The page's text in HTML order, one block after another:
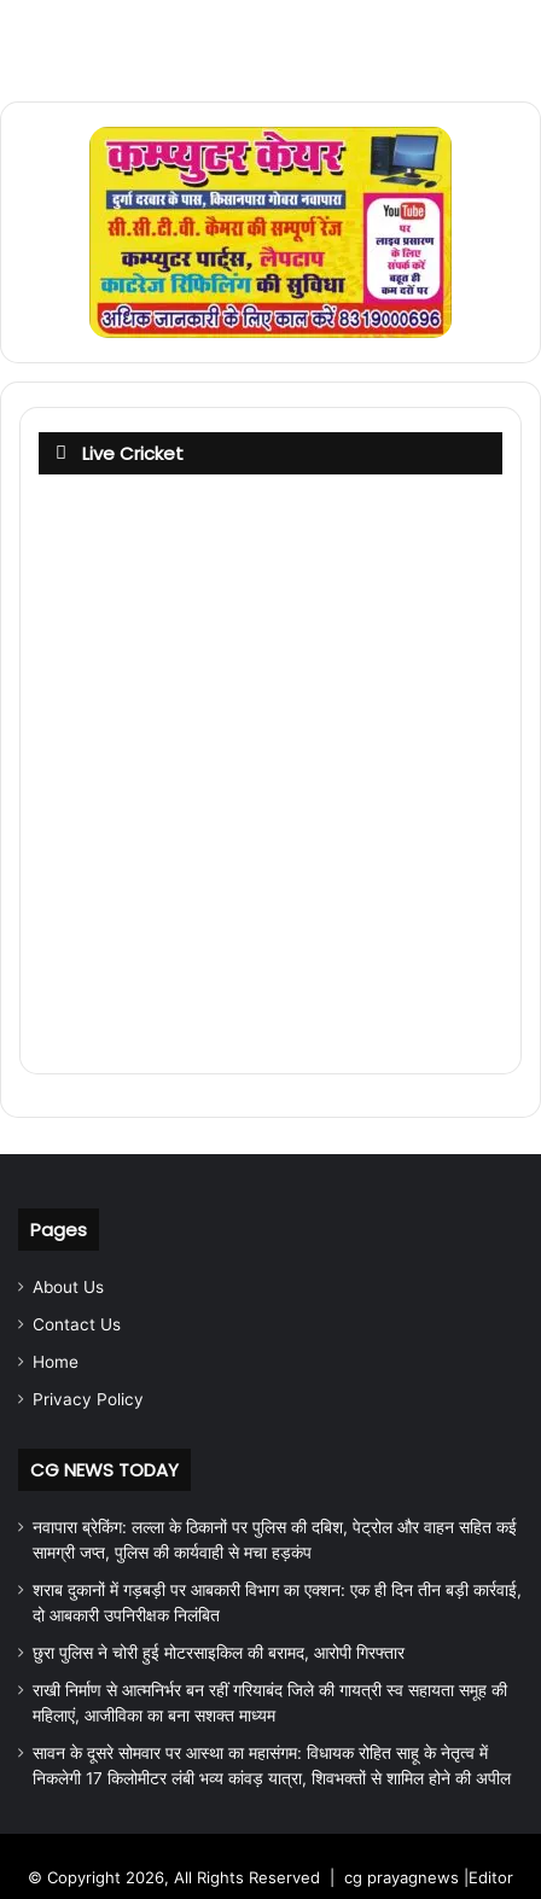
Live Cricket
Pages
About Us
Contact Us
Home
Privacy Policy
CG NEWS TODAY
नवापारा ब्रेकिंग: लल्ला के ठिकानों पर पुलिस की दबिश, पेट्रोल और वाहन सहित कई
सामग्री जप्त, पुलिस की कार्यवाही से मचा हड़कंप
शराब दुकानों में गड़बड़ी पर आबकारी विभाग का एक्शन: एक ही दिन तीन बड़ी कार्रवाई,
दो आबकारी उपनिरीक्षक निलंबित
छुरा पुलिस ने चोरी हुई मोटरसाइकिल की बरामद, आरोपी गिरफ्तार
राखी निर्माण से आत्मनिर्भर बन रहीं गरियाबंद जिले की गायत्री स्व सहायता समूह की
महिलाएं, आजीविका का बना सशक्त माध्यम
सावन के दूसरे सोमवार पर आस्था का महासंगम: विधायक रोहित साहू के नेतृत्व में
निकलेगी 17 किलोमीटर लंबी भव्य कांवड़ यात्रा, शिवभक्तों से शामिल होने की अपील
© Copyright 2026, All Rights Reserved | cg prayagnews |Editor